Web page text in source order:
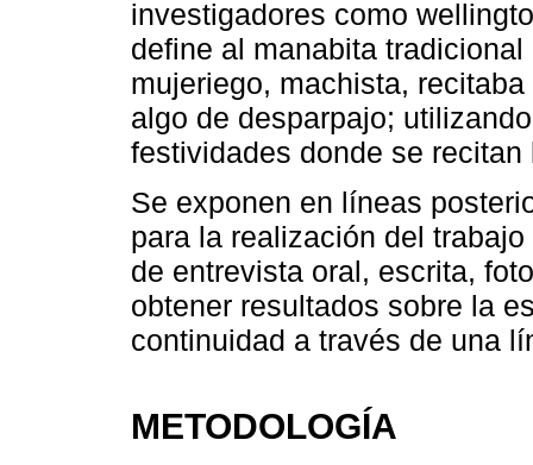
investigadores como
define al manabita
mujeriego, machista,
algo de desparpajo;
festividades donde se recitan
Se exponen en líneas
para la realización del
de entrevista oral, escrita,
obtener resultados sobre la
continuidad a través de una
METODOLOGÍA